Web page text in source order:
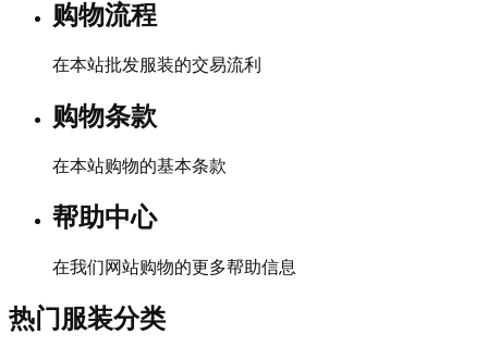
购物流程
在本站批发服装的交易流利
购物条款
在本站购物的基本条款
帮助中心
在我们网站购物的更多帮助信息
热门服装分类